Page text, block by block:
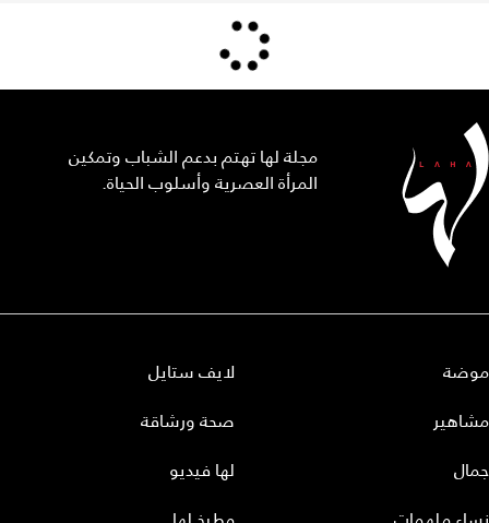
مجلة لها تهتم بدعم الشباب وتمكين
المرأة العصرية وأسلوب الحياة.
موضة
مشاهير
جمال
لايف ستايل
صحة ورشاقة
لها فيديو